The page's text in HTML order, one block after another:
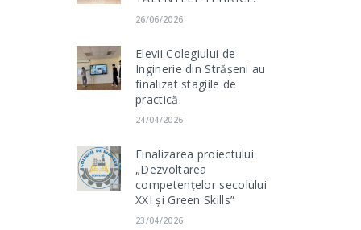
26/06/2026
Elevii Colegiului de
Inginerie din Strășeni au
finalizat stagiile de
practică.
24/04/2026
Finalizarea proiectului
„Dezvoltarea
competențelor secolului
XXI și Green Skills”
23/04/2026